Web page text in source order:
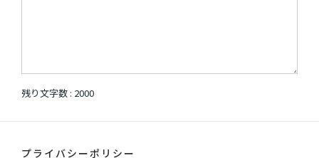
残り文字数 : 2000
プライバシーポリシー